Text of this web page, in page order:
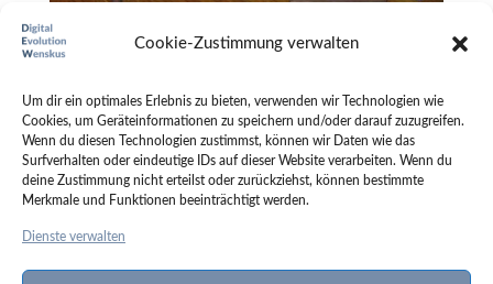
Cookie-Zustimmung verwalten
Um dir ein optimales Erlebnis zu bieten, verwenden wir Technologien wie
Cookies, um Geräteinformationen zu speichern und/oder darauf zuzugreifen.
Wenn du diesen Technologien zustimmst, können wir Daten wie das
Surfverhalten oder eindeutige IDs auf dieser Website verarbeiten. Wenn du
deine Zustimmung nicht erteilst oder zurückziehst, können bestimmte
Merkmale und Funktionen beeinträchtigt werden.
Dienste verwalten
Die besten, neuen Social Media Tools
Die besten, neuen Social Media Tools Es ist Zeit, ein paar der
interessantesten Tools rund um Social Media aufzulisten. Mit der Zeit
finden Sie hier viele Tools, die Sie für Ihre tägliche Arbeit nutzen können
und die Ihnen einen wichtigen Teil Ihrer Arbeit abnehmen....